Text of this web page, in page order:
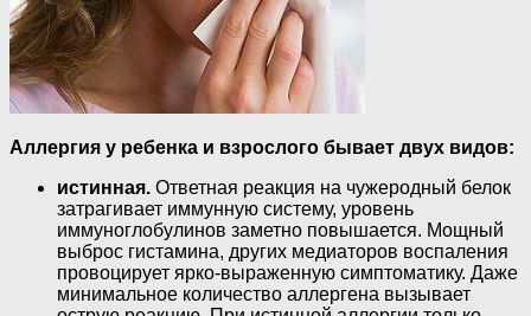
Аллергия у ребенка и взрослого бывает двух видов:
истинная. Ответная реакция на чужеродный белок
затрагивает иммунную систему, уровень
иммуноглобулинов заметно повышается. Мощный
выброс гистамина, других медиаторов воспаления
провоцирует ярко-выраженную симптоматику. Даже
минимальное количество аллергена вызывает